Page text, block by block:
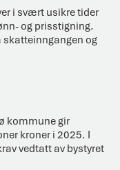
i svært usikre tider
og prisstigning.
skatteinngangen og
kommune gir
kroner i 2025. I
vedtatt av bystyret